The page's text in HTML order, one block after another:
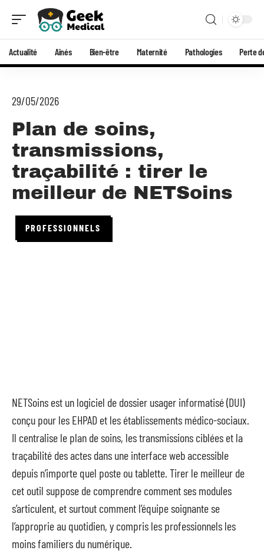
Actualité Aînés Bien-être Maternité Pathologies Perte
29/05/2026
Plan de soins,
transmissions,
traçabilité : tirer le
meilleur de NETSoins
PROFESSIONNELS
NETSoins est un logiciel de dossier usager informatisé (DUI)
conçu pour les EHPAD et les établissements médico-sociaux.
Il centralise le plan de soins, les transmissions ciblées et la
traçabilité des actes dans une interface web accessible
depuis n’importe quel poste ou tablette. Tirer le meilleur de
cet outil suppose de comprendre comment ses modules
s’articulent, et surtout comment l’équipe soignante se
l’approprie au quotidien, y compris les professionnels les
moins familiers du numérique.